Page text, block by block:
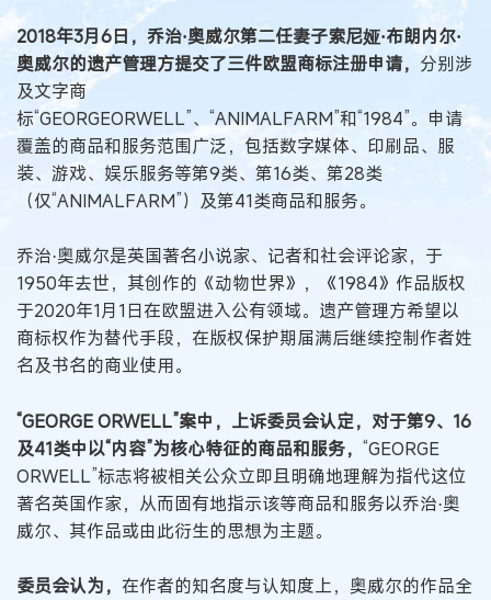
2018年3月6日，乔治·奥威尔第二任妻子索尼娅·布朗内尔·
奥威尔的遗产管理方提交了三件欧盟商标注册申请， 分别涉
及文字商
标“GEORGEORWELL”、“ANIMALFARM”和“1984”。申请
覆盖的商品和服务范围广泛，包括数字媒体、印刷品、服
装、游戏、娱乐服务等第9类、第16类、第28类
（仅“ANIMALFARM”）及第41类商品和服务。
乔治·奥威尔是英国著名小说家、记者和社会评论家，于
1950年去世，其创作的《动物世界》，《1984》作品版权
于2020年1月1日在欧盟进入公有领域。遗产管理方希望以
商标权作为替代手段，在版权保护期届满后继续控制作者姓
名及书名的商业使用。
“GEORGE ORWELL”案中，上诉委员会认定，对于第9、16
及41类中以“内容”为核心特征的商品和服务， “GEORGE
ORWELL”标志将被相关公众立即且明确地理解为指代这位
著名英国作家，从而固有地指示该等商品和服务以乔治·奥
威尔、其作品或由此衍生的思想为主题。
委员会认为， 在作者的知名度与认知度上，奥威尔的作品全